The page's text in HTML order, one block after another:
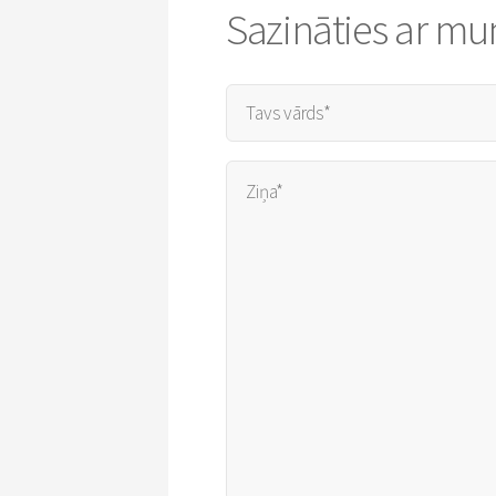
Sazināties ar